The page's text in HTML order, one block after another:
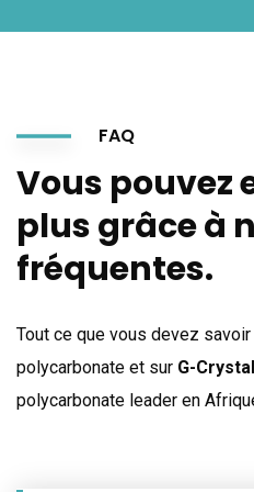
FAQ
Vous pouvez
plus grâce à
fréquentes.
Tout ce que vous devez savoir
polycarbonate et sur G-Crystal
polycarbonate leader en